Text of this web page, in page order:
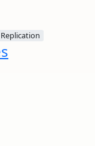
Replication